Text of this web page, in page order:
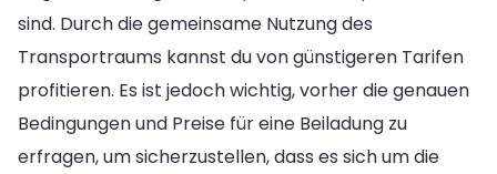
sind. Durch die gemeinsame Nutzung des
Transportraums kannst du von günstigeren Tarifen
profitieren. Es ist jedoch wichtig, vorher die genauen
Bedingungen und Preise für eine Beiladung zu
erfragen, um sicherzustellen, dass es sich um die